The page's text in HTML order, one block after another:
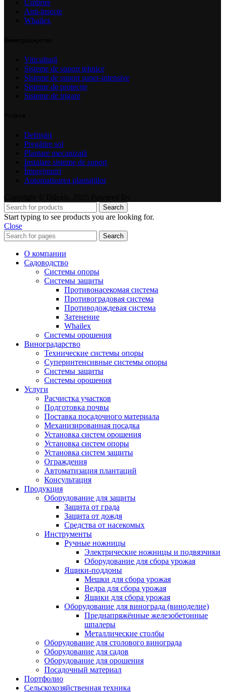
Umbrire
Anti-insecte
Whailex
Viticultură
Sisteme de suport tehnice
Sisteme de suport super-intensive
Sisteme de protecție
Sisteme de irigare
Defrișări
Pregătire sol
Plantare mecanizată
Instalare sisteme de suport
Împrejmuiri
Automatizarea plantațiilor
Search
Start typing to see products you are looking for.
Close
Search
О компании
Садоводство
Системы опоры
Системы защиты
Противонасекомая система
Противоградовая система
Противодождевая система
Затенение
Whailex
Системы орошения
Виноградарство
Технические системы опоры
Суперинтенсивные системы опоры
Системы защиты
Системы орошения
Услуги
Расчистка участков
Подготовка почвы
Поставка посадочного материала
Механизированная посадка
Установка систем орошения
Установка систем опоры
Установка систем защиты
Ограждения
Автоматизация плантаций
Консультация
Продукция
Оборудование для защиты
Защита от града
Защита от дождя
Средства от насекомых
Инструменты
Ручные ножницы
Электрические ножницы и подвязчики
Оборудование для сбора урожая
Ящики-поддоны
Мешки для сбора урожая
Ведра для сбора урожая
Ящики для сбора урожая
Оборудование для винограда (виноделие)
Преднапряжённые железобетонные
шпалеры
Металлические столбы
Оборудование для столового винограда
Оборудование для садов
Оборудование для орошения
Посадочный материал
Портфолио
Сельскохозяйственная техника